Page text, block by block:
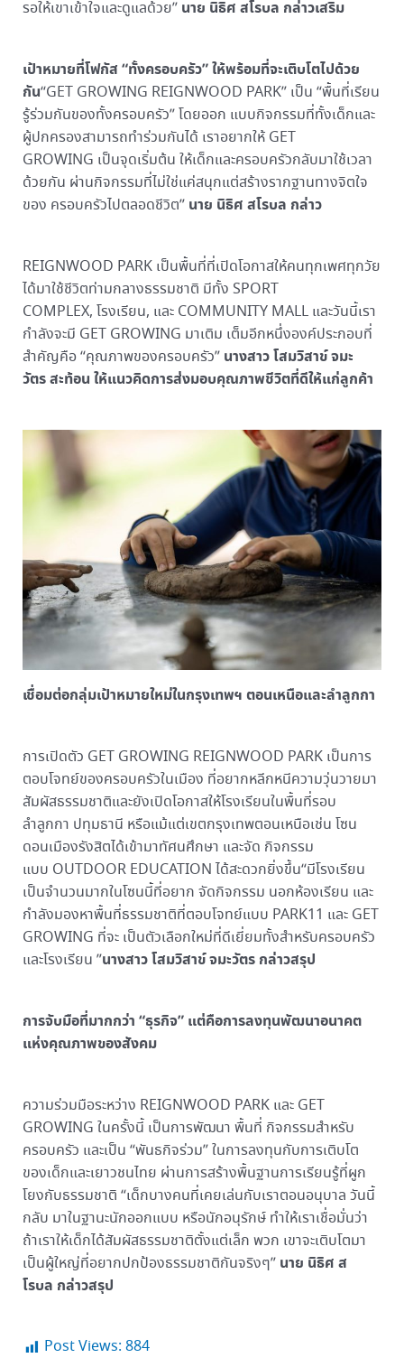
รอให้เขาเข้าใจและดูแลด้วย” นาย นิธิศ สโรบล กล่าวเสริม
เป้าหมายที่โฟกัส “ทั้งครอบครัว” ให้พร้อมที่จะเติบโตไปด้วย
กัน“GET GROWING REIGNWOOD PARK” เป็น “พื้นที่เรียน
รู้ร่วมกันของทั้งครอบครัว” โดยออก แบบกิจกรรมที่ทั้งเด็กและ
ผู้ปกครองสามารถทำร่วมกันได้ เราอยากให้ GET
GROWING เป็นจุดเริ่มต้น ให้เด็กและครอบครัวกลับมาใช้เวลา
ด้วยกัน ผ่านกิจกรรมที่ไม่ใช่แค่สนุกแต่สร้างรากฐานทางจิตใจ
ของ ครอบครัวไปตลอดชีวิต” นาย นิธิศ สโรบล กล่าว
REIGNWOOD PARK เป็นพื้นที่ที่เปิดโอกาสให้คนทุกเพศทุกวัย
ได้มาใช้ชีวิตท่ามกลางธรรมชาติ มีทั้ง SPORT
COMPLEX, โรงเรียน, และ COMMUNITY MALL และวันนี้เรา
กำลังจะมี GET GROWING มาเติม เต็มอีกหนึ่งองค์ประกอบที่
สำคัญคือ “คุณภาพของครอบครัว” นางสาวโสมวิสาข์ จมะ
วัตรสะท้อน ให้แนวคิดการส่งมอบคุณภาพชีวิตที่ดีให้แก่ลูกค้า
เชื่อมต่อกลุ่มเป้าหมายใหม่ในกรุงเทพฯ ตอนเหนือและลำลูกกา
การเปิดตัว GET GROWING REIGNWOOD PARK เป็นการ
ตอบโจทย์ของครอบครัวในเมือง ที่อยากหลีกหนีความวุ่นวายมา
สัมผัสธรรมชาติและยังเปิดโอกาสให้โรงเรียนในพื้นที่รอบ
ลำลูกกา ปทุมธานี หรือแม้แต่เขตกรุงเทพตอนเหนือเช่น โซน
ดอนเมืองรังสิตได้เข้ามาทัศนศึกษา และจัด กิจกรรม
แบบ OUTDOOR EDUCATION ได้สะดวกยิ่งขึ้น“มีโรงเรียน
เป็นจำนวนมากในโซนนี้ที่อยาก จัดกิจกรรม นอกห้องเรียน และ
กำลังมองหาพื้นที่ธรรมชาติที่ตอบโจทย์แบบ PARK11 และ GET
GROWING ที่จะ เป็นตัวเลือกใหม่ที่ดีเยี่ยมทั้งสำหรับครอบครัว
และโรงเรียน ”นางสาว โสมวิสาข์ จมะวัตร กล่าวสรุป
การจับมือที่มากกว่า “ธุรกิจ” แต่คือการลงทุนพัฒนาอนาคต
แห่งคุณภาพของสังคม
ความร่วมมือระหว่าง REIGNWOOD PARK และ GET
GROWING ในครั้งนี้ เป็นการพัฒนา พื้นที่ กิจกรรมสำหรับ
ครอบครัว และเป็น “พันธกิจร่วม” ในการลงทุนกับการเติบโต
ของเด็กและเยาวชนไทย ผ่านการสร้างพื้นฐานการเรียนรู้ที่ผูก
โยงกับธรรมชาติ “เด็กบางคนที่เคยเล่นกับเราตอนอนุบาล วันนี้
กลับ มาในฐานะนักออกแบบ หรือนักอนุรักษ์ ทำให้เราเชื่อมั่นว่า
ถ้าเราให้เด็กได้สัมผัสธรรมชาติตั้งแต่เล็ก พวก เขาจะเติบโตมา
เป็นผู้ใหญ่ที่อยากปกป้องธรรมชาติกันจริงๆ” นาย นิธิศ ส
โรบล กล่าวสรุป
Post Views: 884